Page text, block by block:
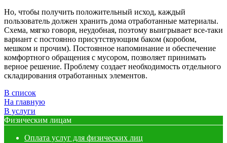
Но, чтобы получить положительный исход, каждый
пользователь должен хранить дома отработанные материалы.
Схема, мягко говоря, неудобная, поэтому выигрывает все-таки
вариант с постоянно присутствующим баком (коробом,
мешком и прочим). Постоянное напоминание и обеспечение
комфортного обращения с мусором, позволяет принимать
верное решение. Проблему создает необходимость отдельного
складирования отработанных элементов.
В список
На главную
В услуги
Физическим лицам
Оплата услуг для физических лиц